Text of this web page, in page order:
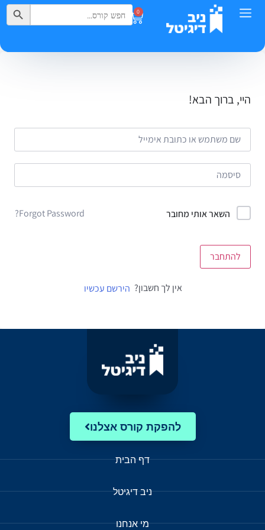
0
Search
for:
Search Button
היי, ברוך הבא!
השאר אותי מחובר Forgot Password?
להתחבר
אין לך חשבון? הירשם עכשיו
להפקת קורס אצלנו
דף הבית
ניב דיגיטל
מי אנחנו